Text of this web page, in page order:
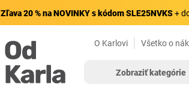
Zľava 20 % na NOVINKY s kódom SLE25NVKS+
O Karlovi Všetko o
Zobraziť kategórie